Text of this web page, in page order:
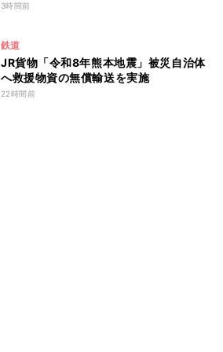
3時間前
鉄道
JR貨物「令和8年熊本地震」被災自治体
へ救援物資の無償輸送を実施
22時間前